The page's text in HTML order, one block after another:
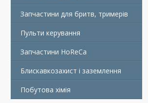
Запчастини для бритв, тримерів
Пульти керування
Запчастини HoReCa
Блискавкозахист і заземлення
Побутова хімія